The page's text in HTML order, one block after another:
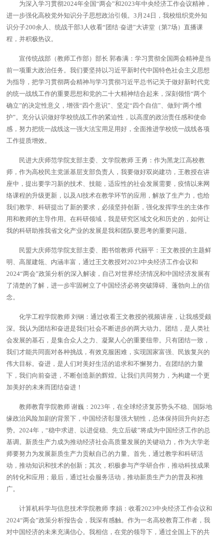
为深入学习贯彻2024年全国“两会”和2023年中央经济工作会议精神，
进一步强化高校党外知识分子思想政治引领。3月24日，我校组织党外知
识分子200余人、统战干部3人收看“团结·奋进”大讲堂（第7场）直播课
程，并积极热议。
宣传统战部（教师工作部）部长 郭春满：学习贯彻全国两会精神是当
前一项重大政治任务。我们要坚持以习近平新时代中国特色社会主义思想
为指导，把学习贯彻两会精神与学习贯彻习近平总书记关于做好新时代党
的统一战线工作的重要思想和党的二十大精神结合起来，深刻领悟“两个
确立”的决定性意义，增强“四个意识”、坚定“四个自信”、做到“两个维
护”。充分认识做好学校统战工作的紧迫性，以高度的政治责任感和使命
感，努力把统一战线这一强大法宝用足用好，全面推进学校统一战线各项
工作提质增效。
民进大庆师范学院支部主委、文学院教师 王勇：作为黑龙江高校教
师，作为高校民主党派基层支部负责人，我要做好双岗建功，王教授在讲
座中，提出要学习新的技术、技能，适应性的社会发展需要，疫情以来网
络课程的升级更新，以及AI技术在教学环节的应用，解放了生产力，也给
我们教学、科研提出了新的要求，必须坚持创新，强化发挥学生的主体作
用和教师的主导作用。在科研领域，我是研究区域文化和历史的，如何让
我的科研助推我省文化产业的发展是我和团队要思考的重要问题。
民盟大庆师范学院支部主委、图书馆教师 代丽平： 王文教授的主题鲜
明、高屋建瓴、内涵丰富，通过王文教授对2023中央经济工作会议和
2024“两会”政策分析的深入解读，自己对世界经济情况和中国经济发展有
了清楚的了解，进一步牢固树立了中国经济必将突破障碍、蓬勃向上的信
念。
化学工程学院教师 刘钢：通过收看王文教授的视频讲座，让我感受颇
深。我认为团结和奋进是我们社会不断进步的两大动力。团结，是人类社
会发展的基石，是集合众人之力、凝聚人心的重要纽带。只有团结一致，
我们才能共同面对各种挑战，有效克服困难，实现国家富强、民族复兴的
伟大目标。奋进，是人们对美好生活的追求和不懈努力。在团结的力量
下，我们向前奋进，不断创造新的辉煌。让我们共同努力，为构建一个更
加美好的未来而团结奋进！
教师教育学院教师 谢巍：2023年，在全球经济复苏势头不稳、国际地
缘政治风险加剧的背景下，中国经济彰显强大韧性，总体保持回升向好态
势。2024年，“稳中求进、以进促稳、先立后破”将成为中国经济工作的总
基调。新质生产力成为推动经济社会高质量发展的关键动力，作为大学老
师要努力为发展新质生产力贡献自己的力量。首先，通过教学和科研活
动，推动知识和技术的创新；其次，积极参与产学研合作，推动科技成果
的转化和应用；最后，通过社会服务活动，推动新质生产力的普及和推
广。
计算机科学与信息技术学院教师 李娟：收看2023中央经济工作会议和
2024“两会”政策分析报告会，我深有感触。作为一名高校教育工作者，我
对中国经济的未来充满信心。我相信，在党的领导下，通过全国上下的共